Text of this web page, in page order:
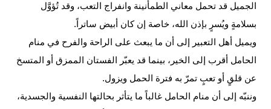
الجميل قد تحمل معاني الطمأنينة وانفراج التعب، وقد تُؤوَّل
بسلامةٍ ويُسرٍ بإذن الله، خاصة إن كان أبيض ساتراً.
ويميل أهل التعبير إلى أن ما يبعث على الراحة والفرح في منام
الحامل أقرب إلى الخير، بينما قد يعبّر الفستان الممزق أو المتسخ
عن قلقٍ أو تعبٍ تمرّ به فترة
الحمل ويزول.
وننبّه إلى أن منام الحامل غالباً ما يتأثر بحالتها النفسية والجسدية،